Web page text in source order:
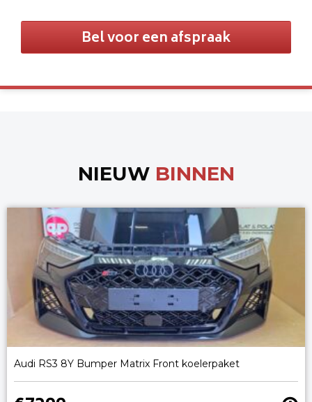
Bel voor een afspraak
NIEUW BINNEN
Audi RS3 8Y Bumper Matrix Front koelerpaket